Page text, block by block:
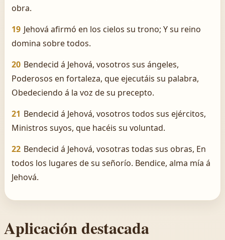
obra.
19 Jehová afirmó en los cielos su trono; Y su reino
domina sobre todos.
20 Bendecid á Jehová, vosotros sus ángeles,
Poderosos en fortaleza, que ejecutáis su palabra,
Obedeciendo á la voz de su precepto.
21 Bendecid á Jehová, vosotros todos sus ejércitos,
Ministros suyos, que hacéis su voluntad.
22 Bendecid á Jehová, vosotras todas sus obras, En
todos los lugares de su señorío. Bendice, alma mía á
Jehová.
Aplicación destacada